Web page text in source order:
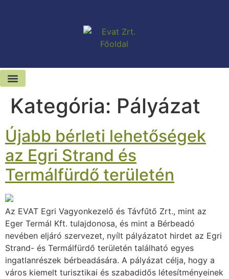
Kategória: Pályázat
Újabb bérleti lehetőségek
az Egri Strand és
Termálfürdő területén
Az EVAT Egri Vagyonkezelő és Távfűtő Zrt., mint az
Eger Termál Kft. tulajdonosa, és mint a Bérbeadó
nevében eljáró szervezet, nyílt pályázatot hirdet az Egri
Strand- és Termálfürdő területén található egyes
ingatlanrészek bérbeadására. A pályázat célja, hogy a
város kiemelt turisztikai és szabadidős létesítményeinek